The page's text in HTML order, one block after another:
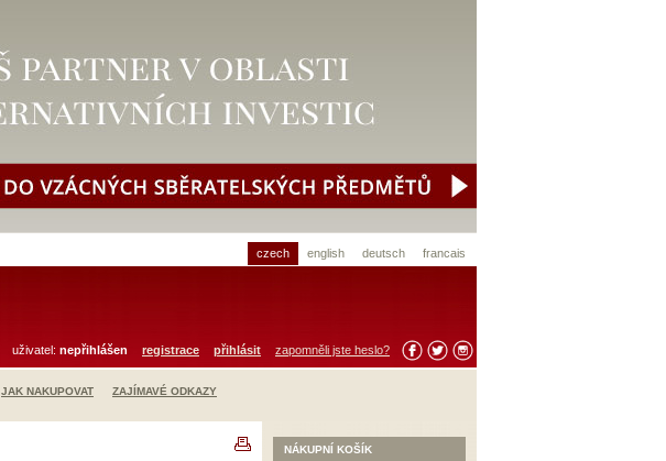
francais
deutsch
english
czech
uživatel: nepřihlášen registrace přihlásit zapomněli jste heslo?
JAK NAKUPOVAT ZAJÍMAVÉ ODKAZY
NÁKUPNÍ KOŠÍK